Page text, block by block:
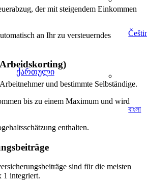
ქართული
বাংলা
der mit steigendem Einkommen
an Ihr zu versteuerndes
und bestimmte Selbständige.
bis zu einem Maximum und wird
enthalten.
sind für die meisten
1 integriert.